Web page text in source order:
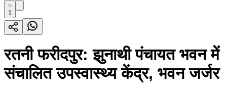
1
रतनी फरीदपुर: झुनाथी पंचायत भवन में
संचालित उपस्वास्थ्य केंद्र, भवन जर्जर